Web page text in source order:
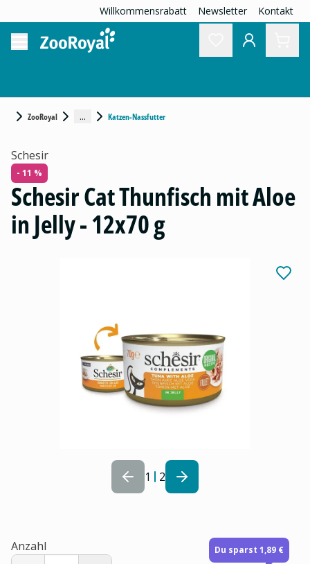
Willkommensrabatt Newsletter Kontakt
ZooRoyal ... Katzen-Nassfutter
1 2
Schesir
- 11 %
Schesir Cat Thunfisch mit Aloe
in Jelly - 12x70 g
Anzahl Du sparst 1,89 €